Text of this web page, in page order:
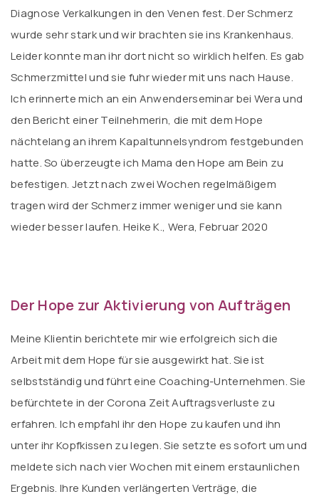
Diagnose Verkalkungen in den Venen fest. Der Schmerz
wurde sehr stark und wir brachten sie ins Krankenhaus.
Leider konnte man ihr dort nicht so wirklich helfen. Es gab
Schmerzmittel und sie fuhr wieder mit uns nach Hause.
Ich erinnerte mich an ein Anwenderseminar bei Wera und
den Bericht einer Teilnehmerin, die mit dem Hope
nächtelang an ihrem Kapaltunnelsyndrom festgebunden
hatte. So überzeugte ich Mama den Hope am Bein zu
befestigen. Jetzt nach zwei Wochen regelmäßigem
tragen wird der Schmerz immer weniger und sie kann
wieder besser laufen. Heike K., Wera, Februar 2020
Der Hope zur Aktivierung von Aufträgen
Meine Klientin berichtete mir wie erfolgreich sich die
Arbeit mit dem Hope für sie ausgewirkt hat. Sie ist
selbstständig und führt eine Coaching-Unternehmen. Sie
befürchtete in der Corona Zeit Auftragsverluste zu
erfahren. Ich empfahl ihr den Hope zu kaufen und ihn
unter ihr Kopfkissen zu legen. Sie setzte es sofort um und
meldete sich nach vier Wochen mit einem erstaunlichen
Ergebnis. Ihre Kunden verlängerten Verträge, die